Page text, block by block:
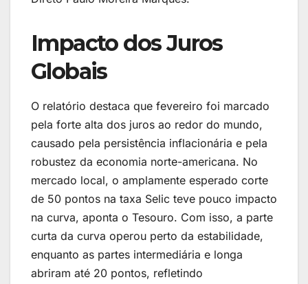
Impacto dos Juros
Globais
O relatório destaca que fevereiro foi marcado
pela forte alta dos juros ao redor do mundo,
causado pela persistência inflacionária e pela
robustez da economia norte-americana. No
mercado local, o amplamente esperado corte
de 50 pontos na taxa Selic teve pouco impacto
na curva, aponta o Tesouro. Com isso, a parte
curta da curva operou perto da estabilidade,
enquanto as partes intermediária e longa
abriram até 20 pontos, refletindo